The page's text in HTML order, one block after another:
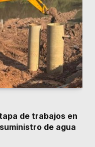
de trabajos en
de agua